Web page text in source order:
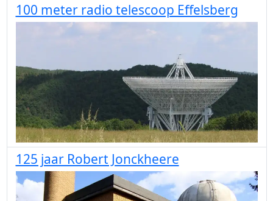
100 meter radio telescoop Effelsberg
125 jaar Robert Jonckheere